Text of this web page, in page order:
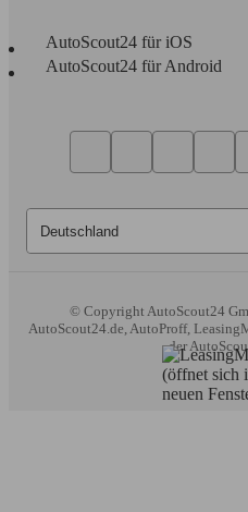
AutoScout24 für iOS
AutoScout24 für Android
© CopyrightAutoScout24
AutoScout24.de, AutoProff,
der